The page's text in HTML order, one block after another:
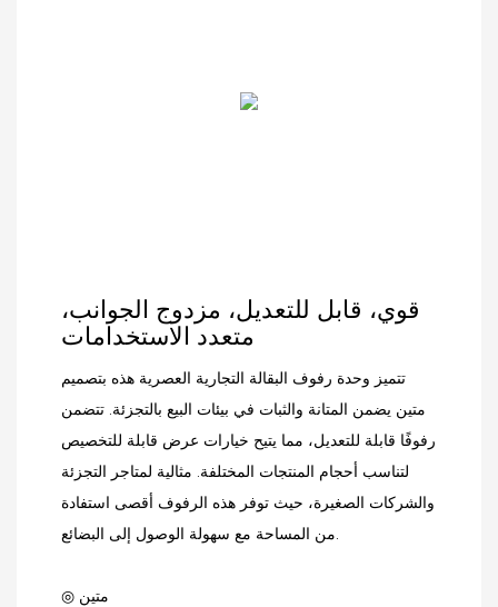
قوي، قابل للتعديل، مزدوج الجوانب،
متعدد الاستخدامات
تتميز وحدة رفوف البقالة التجارية العصرية هذه بتصميم
متين يضمن المتانة والثبات في بيئات البيع بالتجزئة. تتضمن
رفوفًا قابلة للتعديل، مما يتيح خيارات عرض قابلة للتخصيص
لتناسب أحجام المنتجات المختلفة. مثالية لمتاجر التجزئة
والشركات الصغيرة، حيث توفر هذه الرفوف أقصى استفادة
من المساحة مع سهولة الوصول إلى البضائع.
◎ متين